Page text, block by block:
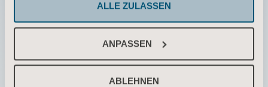
ALLE ZULASSEN
ANPASSEN
ABLEHNEN